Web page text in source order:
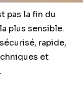
pas la fin du
plus sensible.
rapide,
et